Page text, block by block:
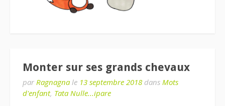
Monter sur ses grands chevaux
par Ragnagna le 13 septembre 2018 dans Mots
d'enfant, Tata Nulle...ipare